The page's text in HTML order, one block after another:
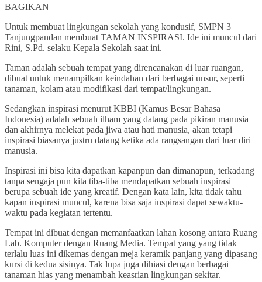
BAGIKAN
Untuk membuat lingkungan sekolah yang kondusif, SMPN 3
Tanjungpandan membuat TAMAN INSPIRASI. Ide ini muncul dari
Rini, S.Pd. selaku Kepala Sekolah saat ini.
Taman adalah sebuah tempat yang direncanakan di luar ruangan,
dibuat untuk menampilkan keindahan dari berbagai unsur, seperti
tanaman, kolam atau modifikasi dari tempat/lingkungan.
Sedangkan inspirasi menurut KBBI (Kamus Besar Bahasa
Indonesia) adalah sebuah ilham yang datang pada pikiran manusia
dan akhirnya melekat pada jiwa atau hati manusia, akan tetapi
inspirasi biasanya justru datang ketika ada rangsangan dari luar diri
manusia.
Inspirasi ini bisa kita dapatkan kapanpun dan dimanapun, terkadang
tanpa sengaja pun kita tiba-tiba mendapatkan sebuah inspirasi
berupa sebuah ide yang kreatif. Dengan kata lain, kita tidak tahu
kapan inspirasi muncul, karena bisa saja inspirasi dapat sewaktu-
waktu pada kegiatan tertentu.
Tempat ini dibuat dengan memanfaatkan lahan kosong antara Ruang
Lab. Komputer dengan Ruang Media. Tempat yang yang tidak
terlalu luas ini dikemas dengan meja keramik panjang yang dipasang
kursi di kedua sisinya. Tak lupa juga dihiasi dengan berbagai
tanaman hias yang menambah keasrian lingkungan sekitar.